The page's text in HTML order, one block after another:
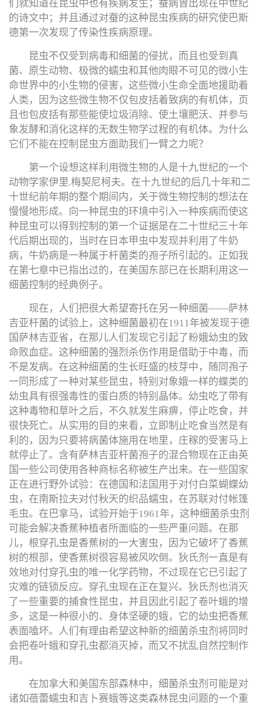
们就知道在昆虫中也有疾病发生；蚕病曾出现在中世纪
的诗文中；并且通过对蚕的这种昆虫疾病的研究使巴斯
德第一次发现了传染性疾病原理。
昆虫不仅受到病毒和细菌的侵扰，而且也受到真
菌、原生动物、极微的蠕虫和其他肉眼不可见的微小生
命世界中的小生物的侵害，这些微小生命全面地援助着
人类，因为这些微生物不仅包皮括着致病的有机体，页
且也包皮括有那些能使垃圾消除、使土壤肥沃、并参与
象发酵和消化这样的无数生物学过程的有机体。为什么
它们不能在控制昆虫方面助我们一臂之力呢？
第一个设想这样利用微生物的人是十九世纪的一个
动物学家伊里.梅契尼柯夫。在十九世纪的后几十年和二
十世纪前年期的整个期间内，关于微生物控制的想法在
慢慢地形成。向一种昆虫的环境中引入一种疾病而使这
种昆虫可以得到控制的第一个证据是在二十世纪三十年
代后期出现的，当时在日本甲虫中发现并利用了牛奶
病，牛奶病是一种属于杆菌类的孢子所引起的。正如我
在第七章中已指出过的，在美国东部已在长期利用这一
细菌控制的经典例子。
现在，人们把很大希望寄托在另一种细菌——萨林
吉亚杆菌的试验上，这种细菌最初在1911年被发现于德
国萨林吉亚省，在那儿人们发现它引起了粉娥幼虫的致
命败血症。这种细菌的强烈杀伤作用是借助于中毒，而
不是发病。在这种细菌的生长旺盛的枝芽中，随同孢子
一同形成了一种对某些昆虫，特别对象娥一样的蝶类的
幼虫具有很强毒性的蛋白质的特别晶体。幼虫吃了带有
这种毒物和草叶之后，不久就发生麻痹，停止吃食，并
很快死亡。从实用的目的来看，立即制止吃食当然是有
利的，因为只要将病菌体施用在地里，庄稼的受害马上
就停止了。含有萨林吉亚杆菌孢子的混合物现在正由英
国一些公司使用各种商标名称被生产出来。在一些国家
正在进行野外试验：在德国和法国用于对付白菜蝴蝶幼
虫，在南斯拉夫对付秋天的织品蠕虫，在苏联对付帐篷
毛虫。在巴拿马，试验开始于1961年，这种细菌杀虫剂
可能会解决香蕉种植者所面临的一些严重问题。在那
儿，根穿孔虫是香蕉树的一大害虫，因为它破坏了香蕉
树的根部，使香蕉树很容易被风吹倒。狄氏剂一直是有
效地对付穿孔虫的唯一化学药物，不过现在它已引起了
灾难的链锁反应。穿孔虫现在正在复兴。狄氏剂也消灭
了一些重要的捕食性昆虫，并且因此引起了卷叶蛾的增
多，这是一种很小的、身体坚硬的蛾，它的幼虫把香蕉
表面嗑坏。人们有理由希望这种新的细菌杀虫剂将同时
会把卷叶蛾和穿孔虫都消灭掉，而又不扰乱自然控制作
用。
在加拿大和美国东部森林中，细菌杀虫剂可能是对
诸如蓓蕾蠕虫和吉卜赛蛾等这类森林昆虫问题的一个重